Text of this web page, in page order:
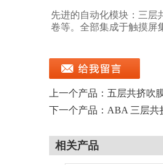
先进的自动化模块：三层
卷等。全部集成于触摸屏
上一个产品： 五层共挤吹
下一个产品： ABA 三层共
相关产品